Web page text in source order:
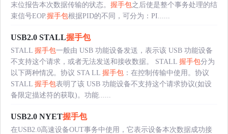
末位报告本次数据传输的状态。 握手包之后使是整个事务处理的结
束信号EOP. 握手包根据PID的不同，可分为：PI......
USB2.0 STALL握手包
STALL 握手包一般由 USB 功能设备发送，表示该 USB 功能设备
不支持这个请求，或者无法发送和接收数据。 STALL 握手包分为
以下两种情况。协议 STA LL 握手包 ：在控制传输中使用。协议
STALL 握手包表明了该 USB 功能设备不支持这个请求协议(如设
备限定描述符的获取)。功能......
USB2.0 NYET握手包
在USB2.0高速设备OUT事务中使用，它表示设备本次数据成功接